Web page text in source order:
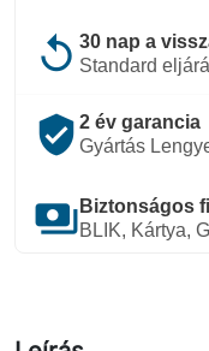
replay 30 nap a
Standard
verified_user 2 év garancia
Gyártás
payments Biztonságos
BLIK, Kártya,